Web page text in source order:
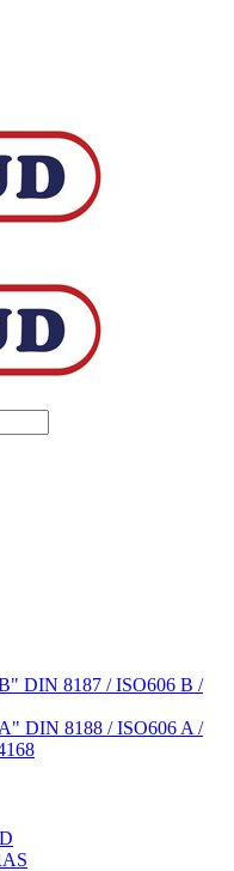
DIN 8187 / ISO606 B /
DIN 8188 / ISO606 A /